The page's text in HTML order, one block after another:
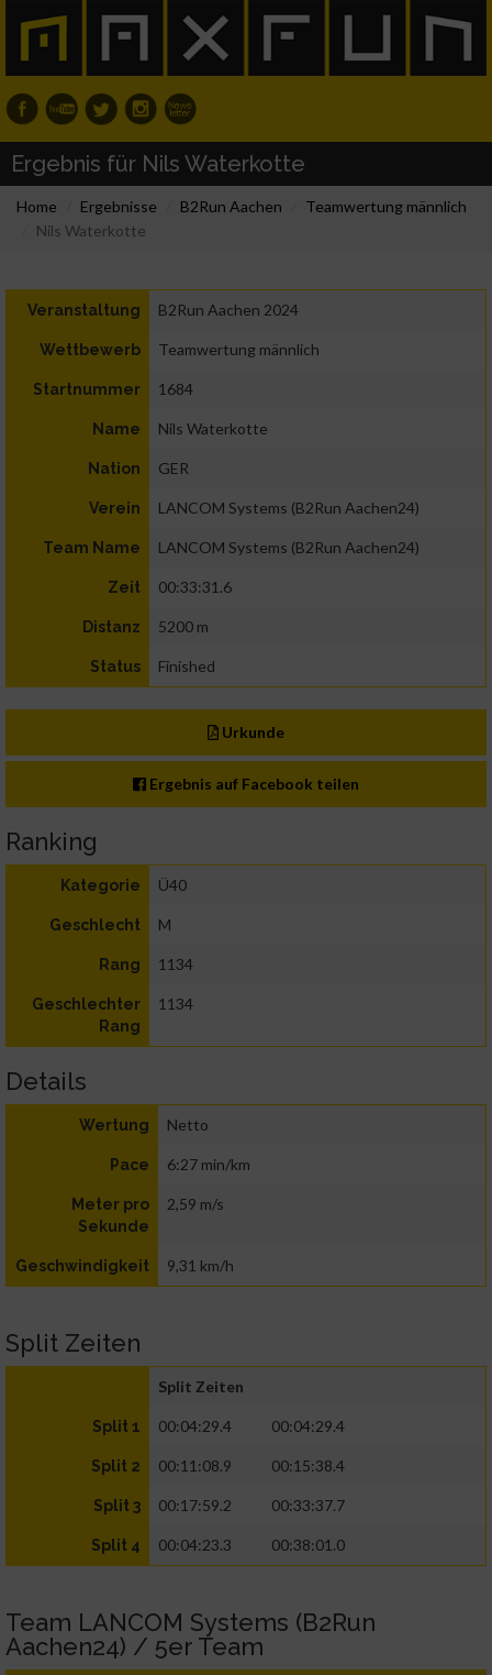
Ergebnis für Nils Waterkotte
Home Ergebnisse B2Run Aachen
Teamwertung männlich
Nils Waterkotte
Veranstaltung B2Run Aachen 2024
Wettbewerb Teamwertung männlich
Startnummer 1684
Name Nils Waterkotte
Nation GER
Verein LANCOM Systems (B2Run Aachen24)
Team Name LANCOM Systems (B2Run Aachen24)
Zeit 00:33:31.6
Distanz 5200 m
Status Finished
Urkunde
Ergebnis auf Facebook teilen
Ranking
Kategorie Ü40
Geschlecht M
Rang 1134
Geschlechter
Rang
1134
Details
Wertung Netto
Pace 6:27 min/km
Meter pro
Sekunde
2,59 m/s
Geschwindigkeit 9,31 km/h
Split Zeiten
Split Zeiten
Split 1 00:04:29.4 00:04:29.4
Split 2 00:11:08.9 00:15:38.4
Split 3 00:17:59.2 00:33:37.7
Split 4 00:04:23.3 00:38:01.0
Team LANCOM Systems (B2Run
Aachen24) / 5er Team